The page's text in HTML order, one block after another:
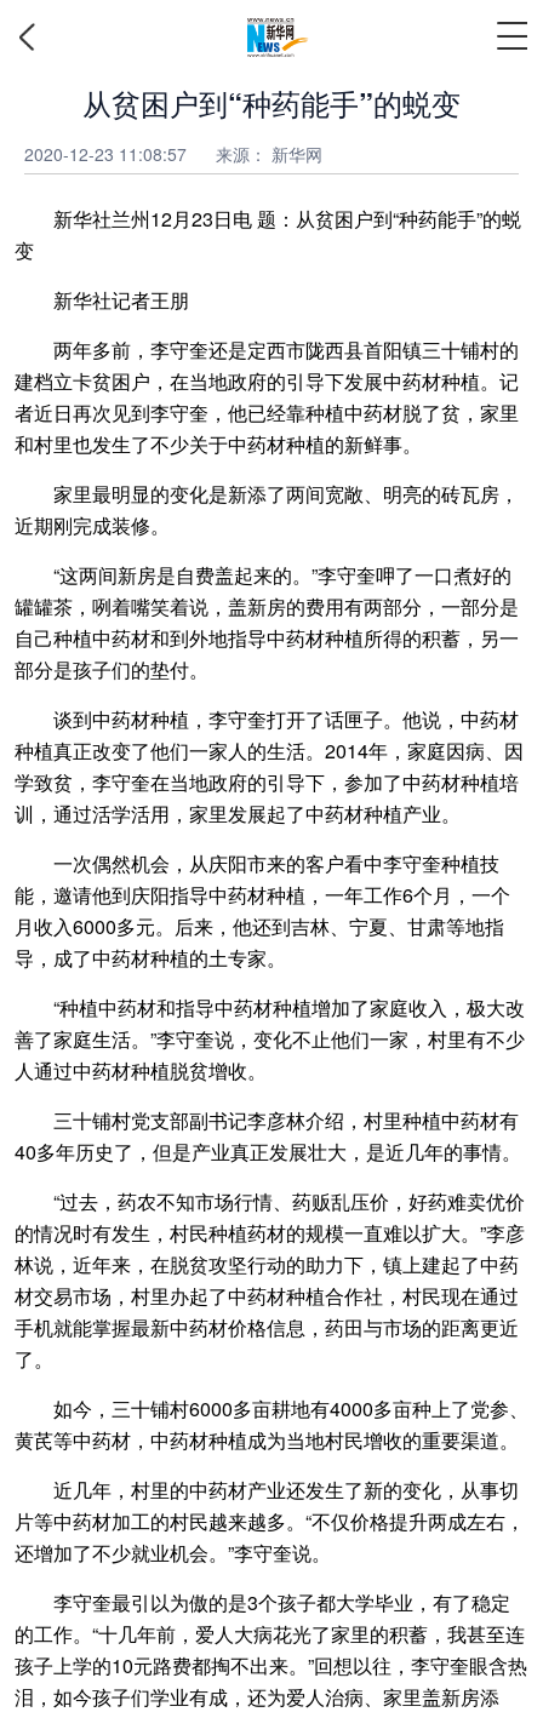
从贫困户到“种药能手”的蜕变
2020-12-23 11:08:57 来源： 新华网
新华社兰州12月23日电 题：从贫困户到“种药能手”的蜕
变
新华社记者王朋
两年多前，李守奎还是定西市陇西县首阳镇三十铺村的
建档立卡贫困户，在当地政府的引导下发展中药材种植。记
者近日再次见到李守奎，他已经靠种植中药材脱了贫，家里
和村里也发生了不少关于中药材种植的新鲜事。
家里最明显的变化是新添了两间宽敞、明亮的砖瓦房，
近期刚完成装修。
“这两间新房是自费盖起来的。”李守奎呷了一口煮好的
罐罐茶，咧着嘴笑着说，盖新房的费用有两部分，一部分是
自己种植中药材和到外地指导中药材种植所得的积蓄，另一
部分是孩子们的垫付。
谈到中药材种植，李守奎打开了话匣子。他说，中药材
种植真正改变了他们一家人的生活。2014年，家庭因病、因
学致贫，李守奎在当地政府的引导下，参加了中药材种植培
训，通过活学活用，家里发展起了中药材种植产业。
一次偶然机会，从庆阳市来的客户看中李守奎种植技
能，邀请他到庆阳指导中药材种植，一年工作6个月，一个
月收入6000多元。后来，他还到吉林、宁夏、甘肃等地指
导，成了中药材种植的土专家。
“种植中药材和指导中药材种植增加了家庭收入，极大改
善了家庭生活。”李守奎说，变化不止他们一家，村里有不少
人通过中药材种植脱贫增收。
三十铺村党支部副书记李彦林介绍，村里种植中药材有
40多年历史了，但是产业真正发展壮大，是近几年的事情。
“过去，药农不知市场行情、药贩乱压价，好药难卖优价
的情况时有发生，村民种植药材的规模一直难以扩大。”李彦
林说，近年来，在脱贫攻坚行动的助力下，镇上建起了中药
材交易市场，村里办起了中药材种植合作社，村民现在通过
手机就能掌握最新中药材价格信息，药田与市场的距离更近
了。
如今，三十铺村6000多亩耕地有4000多亩种上了党参、
黄芪等中药材，中药材种植成为当地村民增收的重要渠道。
近几年，村里的中药材产业还发生了新的变化，从事切
片等中药材加工的村民越来越多。“不仅价格提升两成左右，
还增加了不少就业机会。”李守奎说。
李守奎最引以为傲的是3个孩子都大学毕业，有了稳定
的工作。“十几年前，爱人大病花光了家里的积蓄，我甚至连
孩子上学的10元路费都掏不出来。”回想以往，李守奎眼含热
泪，如今孩子们学业有成，还为爱人治病、家里盖新房添